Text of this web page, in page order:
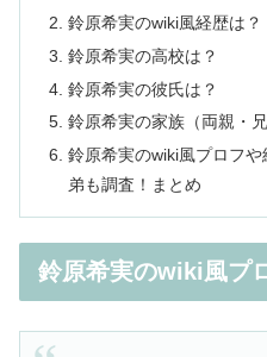
鈴原希実のwiki風経歴は？
鈴原希実の高校は？
鈴原希実の彼氏は？
鈴原希実の家族（両親・
鈴原希実のwiki風プロフ
弟も調査！まとめ
鈴原希実のwiki風プ